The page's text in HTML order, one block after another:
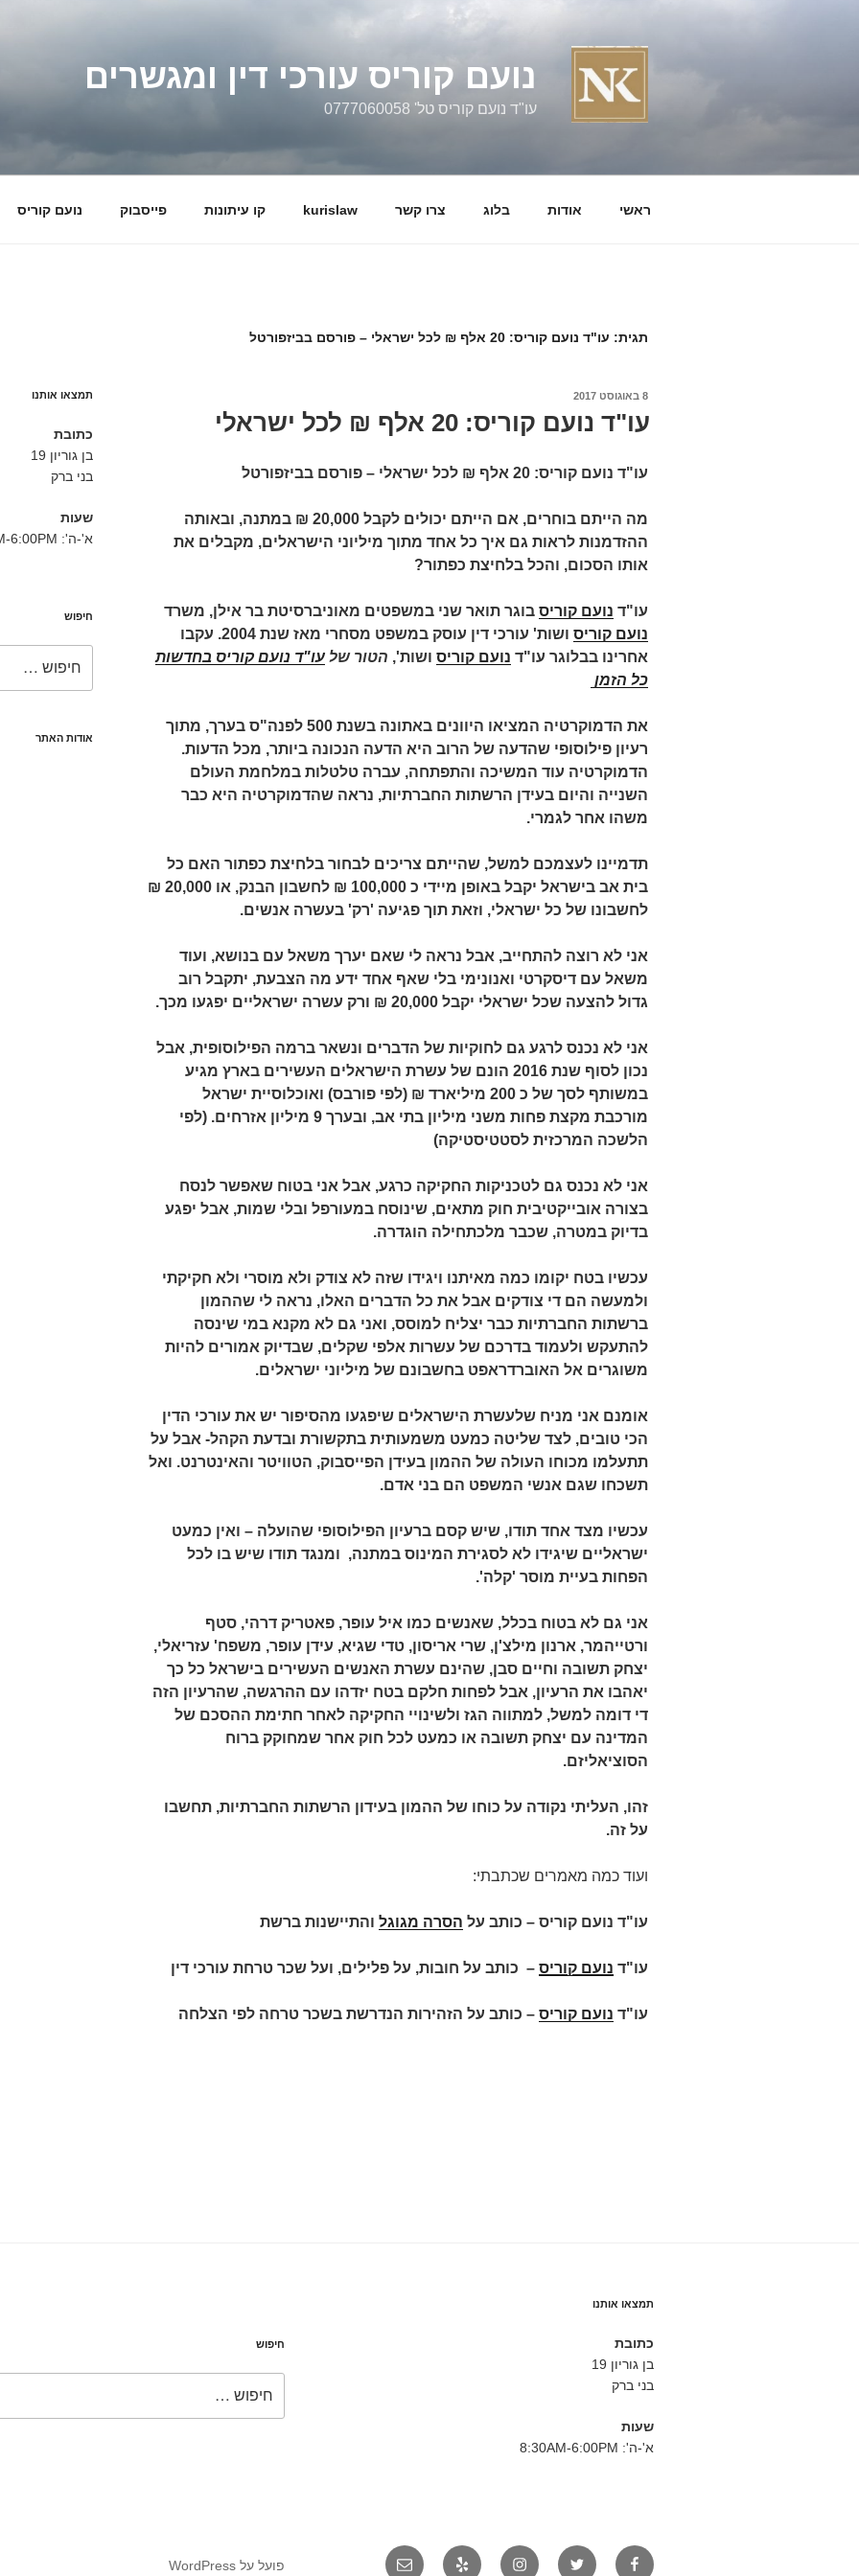
נועם קוריס עורכי דין ומגשרים
עו"ד נועם קוריס טל' 0777060058
ראשי אודות בלוג צרו קשר kurislaw קו עיתונות פייסבוק נועם קוריס
תגית: עו"ד נועם קוריס: 20 אלף ₪ לכל ישראלי – פורסם בביזפורטל
פורסם
8 באוגוסט 2017
עו"ד נועם קוריס: 20 אלף ₪ לכל ישראלי
עו"ד נועם קוריס: 20 אלף ₪ לכל ישראלי – פורסם בביזפורטל
מה הייתם בוחרים, אם הייתם יכולים לקבל 20,000 ₪ במתנה, ובאותה
ההזדמנות לראות גם איך כל אחד מתוך מיליוני הישראלים, מקבלים את
אותו הסכום, והכל בלחיצת כפתור?
עו"ד נועם קוריס בוגר תואר שני במשפטים מאוניברסיטת בר אילן, משרד
נועם קוריס
ושות' עורכי דין עוסק במשפט מסחרי מאז שנת 2004. עקבו
אחרינו בבלוגר עו"ד נועם קוריס ושות', הטור של עו"ד נועם קוריס בחדשות
כל הזמן
את הדמוקרטיה המציאו היוונים באתונה בשנת 500 לפנה"ס בערך, מתוך
רעיון פילוסופי שהדעה של הרוב היא הדעה הנכונה ביותר, מכל הדעות.
הדמוקרטיה עוד המשיכה והתפתחה, עברה טלטלות במלחמת העולם
השנייה והיום בעידן הרשתות החברתיות, נראה שהדמוקרטיה היא כבר
משהו אחר לגמרי.
תדמיינו לעצמכם למשל, שהייתם צריכים לבחור בלחיצת כפתור האם כל
בית אב בישראל יקבל באופן מיידי כ 100,000 ₪ לחשבון הבנק, או 20,000 ₪
לחשבונו של כל ישראלי, וזאת תוך פגיעה 'רק' בעשרה אנשים.
אני לא רוצה להתחייב, אבל נראה לי שאם יערך משאל עם בנושא, ועוד
משאל עם דיסקרטי ואנונימי בלי שאף אחד ידע מה הצבעת, יתקבל רוב
גדול להצעה שכל ישראלי יקבל 20,000 ₪ ורק עשרה ישראליים יפגעו מכך.
אני לא נכנס לרגע גם לחוקיות של הדברים ונשאר ברמה הפילוסופית, אבל
נכון לסוף שנת 2016 הונם של עשרת הישראלים העשירים בארץ מגיע
במשותף לסך של כ 200 מיליארד ₪ (לפי פורבס) ואוכלוסיית ישראל
מורכבת מקצת פחות משני מיליון בתי אב, ובערך 9 מיליון אזרחים. (לפי
הלשכה המרכזית לסטטיסטיקה)
אני לא נכנס גם לטכניקות החקיקה כרגע, אבל אני בטוח שאפשר לנסח
בצורה אובייקטיבית חוק מתאים, שינוסח במעורפל ובלי שמות, אבל יפגע
בדיוק במטרה, שכבר מלכתחילה הוגדרה.
עכשיו בטח יקומו כמה מאיתנו ויגידו שזה לא צודק ולא מוסרי ולא חקיקתי
ולמעשה הם די צודקים אבל את כל הדברים האלו, נראה לי שההמון
ברשתות החברתיות כבר יצליח למוסס, ואני גם לא מקנא במי שינסה
להתעקש ולעמוד בדרכם של עשרות אלפי שקלים, שבדיוק אמורים להיות
משוגרים אל האוברדראפט בחשבונם של מיליוני ישראלים.
אומנם אני מניח שלעשרת הישראלים שיפגעו מהסיפור יש את עורכי הדין
הכי טובים, לצד שליטה כמעט משמעותית בתקשורת ובדעת הקהל- אבל על
תתעלמו מכוחו העולה של ההמון בעידן הפייסבוק, הטוויטר והאינטרנט. ואל
תשכחו שגם אנשי המשפט הם בני אדם.
עכשיו מצד אחד תודו, שיש קסם ברעיון הפילוסופי שהועלה – ואין כמעט
ישראליים שיגידו לא לסגירת המינוס במתנה, ומנגד תודו שיש בו לכל
הפחות בעיית מוסר 'קלה'.
אני גם לא בטוח בכלל, שאנשים כמו איל עופר, פאטריק דרהי, סטף
ורטייהמר, ארנון מילצ'ן, שרי אריסון, טדי שגיא, עידן עופר, משפח' עזריאלי,
יצחק תשובה וחיים סבן, שהינם עשרת האנשים העשירים בישראל כל כך
יאהבו את הרעיון, אבל לפחות חלקם בטח יזדהו עם ההרגשה, שהרעיון הזה
די דומה למשל, למתווה הגז ולשינויי החקיקה לאחר חתימת ההסכם של
המדינה עם יצחק תשובה או כמעט לכל חוק אחר שמחוקק ברוח
הסוציאליזם.
זהו, העליתי נקודה על כוחו של ההמון בעידון הרשתות החברתיות, תחשבו
על זה.
ועוד כמה מאמרים שכתבתי:
עו"ד נועם קוריס – כותב על הסרה מגוגל והתיישנות ברשת
עו"ד נועם קוריס – כותב על חובות, על פלילים, ועל שכר טרחת עורכי דין
עו"ד נועם קוריס – כותב על הזהירות הנדרשת בשכר טרחה לפי הצלחה
תמצאו אותנו
כתובת
בן גוריון 19
בני ברק
שעות
א'-ה': 8:30AM-6:00PM
חיפוש
אודות האתר
תמצאו אותנו
כתובת
בן גוריון 19
בני ברק
שעות
א'-ה': 8:30AM-6:00PM
חיפוש
פייסבוק טוויטר אינסטגרם יאלפ אימייל
פועל על WordPress